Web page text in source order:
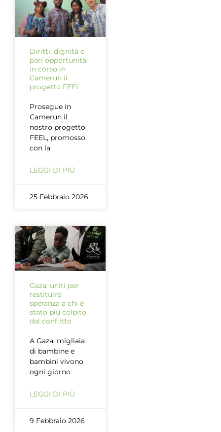
Diritti, dignità e
pari opportunità:
in corso in
Camerun il
progetto FEEL
Prosegue in
Camerun il
nostro progetto
FEEL, promosso
con la
LEGGI DI PIÙ
25 Febbraio 2026
Gaza: uniti per
restituire
speranza a chi è
stato più colpito
dal conflitto
A Gaza, migliaia
di bambine e
bambini vivono
ogni giorno
LEGGI DI PIÙ
9 Febbraio 2026